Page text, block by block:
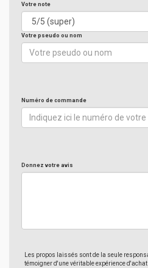
Votre note
Votre pseudo ou nom
Numéro de commande
Donnez votre avis
Les propos laissés sont de la seule
témoigner d'une véritable expérience